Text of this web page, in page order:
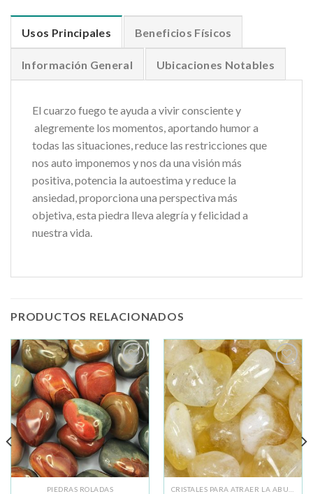
Usos Principales Beneficios Físicos
Información General Ubicaciones Notables
El cuarzo fuego te ayuda a vivir consciente y
alegremente los momentos, aportando humor a
todas las situaciones, reduce las restricciones que
nos auto imponemos y nos da una visión más
positiva, potencia la autoestima y reduce la
ansiedad, proporciona una perspectiva más
objetiva, esta piedra lleva alegría y felicidad a
nuestra vida.
PRODUCTOS RELACIONADOS
Añadir
a la
lista de
deseos
PIEDRAS ROLADAS
Añadir
a la
lista de
deseos